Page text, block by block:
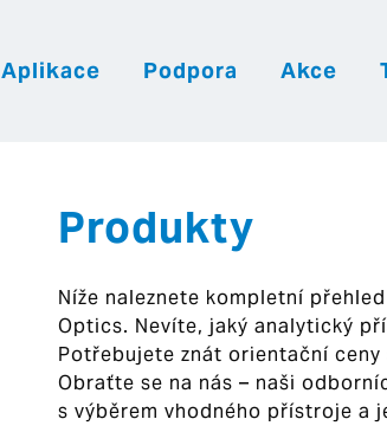
Aplikace Podpora Akce
Produkty
Níže naleznete kompletní
Optics. Nevíte, jaký analytický
Potřebujete znát orientační
Obraťte se na nás – naši
s výběrem vhodného přístroje a